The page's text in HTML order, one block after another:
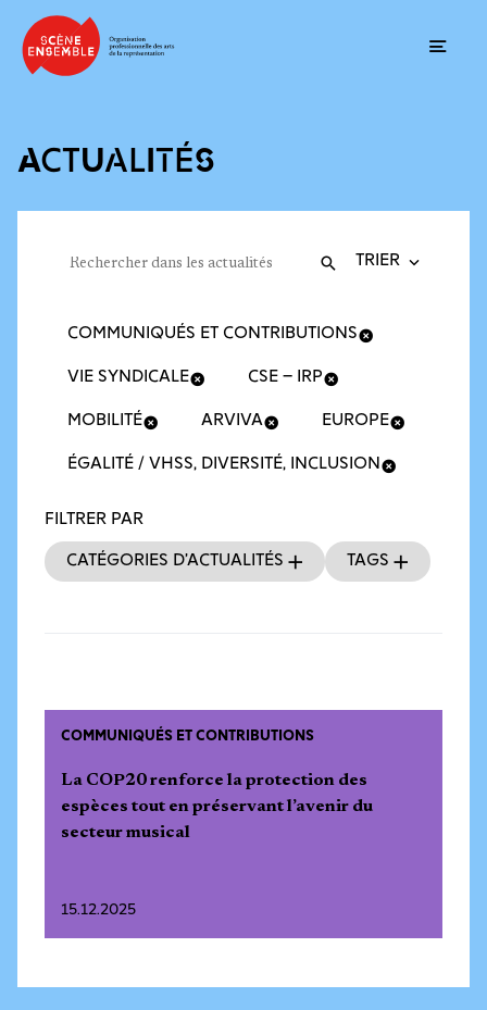
ACTUALITÉS
Recherche
Valider
FILTRER PAR
Catégories d’actualités Tags
COMMUNIQUÉS ET CONTRIBUTIONS
VIE SYNDICALE CSE – IRP
MOBILITÉ ARVIVA EUROPE
ÉGALITÉ / VHSS, DIVERSITÉ, INCLUSION
COMMUNIQUÉS ET CONTRIBUTIONS
La COP20 renforce la protection des
espèces tout en préservant l’avenir du
secteur musical
15.12.2025